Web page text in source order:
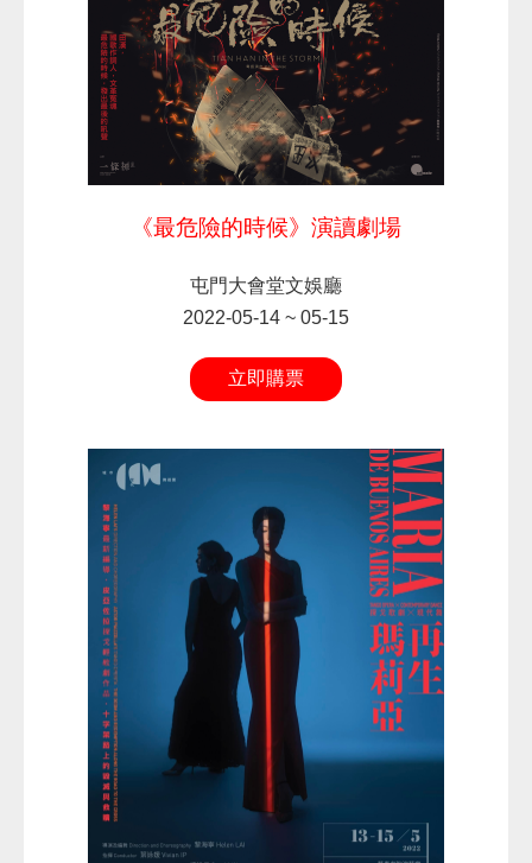
《最危險的時候》演讀劇場
屯門大會堂文娛廳
2022-05-14 ~ 05-15
立即購票